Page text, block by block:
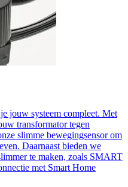
jouw systeem compleet. Met
transformator tegen
slimme bewegingsensor om
Daarnaast bieden we
te maken, zoals SMART
met Smart Home